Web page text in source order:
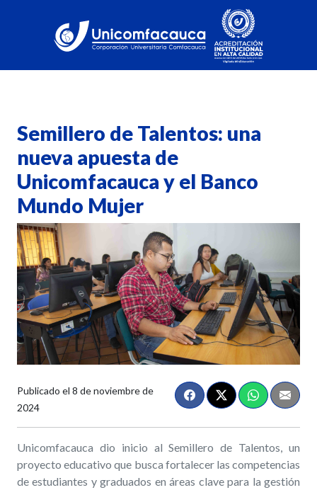
Semillero de Talentos: una
nueva apuesta de
Unicomfacauca y el Banco
Mundo Mujer
Publicado el 8 de noviembre de
2024
Unicomfacauca dio inicio al Semillero de Talentos, un
proyecto educativo que busca fortalecer las competencias
de estudiantes y graduados en áreas clave para la gestión